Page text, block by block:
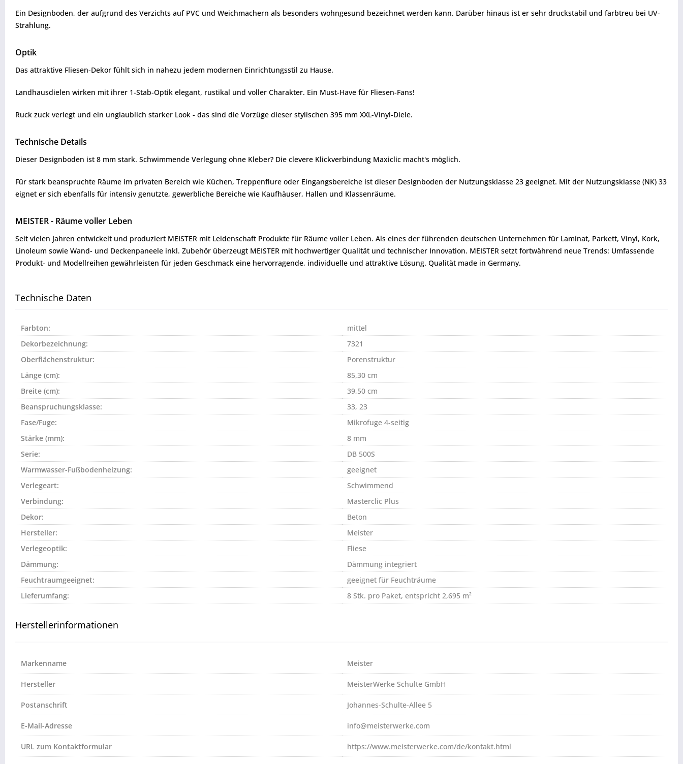
Ein Designboden, der aufgrund des Verzichts auf PVC und Weichmachern als besonders wohngesund bezeichnet werden kann. Darüber hinaus ist er sehr druckstabil und farbtreu bei UV-
Strahlung.
Optik
Das attraktive Fliesen-Dekor fühlt sich in nahezu jedem modernen Einrichtungsstil zu Hause.
Landhausdielen wirken mit ihrer 1-Stab-Optik elegant, rustikal und voller Charakter. Ein Must-Have für Fliesen-Fans!
Ruck zuck verlegt und ein unglaublich starker Look - das sind die Vorzüge dieser stylischen 395 mm XXL-Vinyl-Diele.
Technische Details
Dieser Designboden ist 8 mm stark. Schwimmende Verlegung ohne Kleber? Die clevere Klickverbindung Maxiclic macht's möglich.
Für stark beanspruchte Räume im privaten Bereich wie Küchen, Treppenflure oder Eingangsbereiche ist dieser Designboden der Nutzungsklasse 23 geeignet. Mit der Nutzungsklasse (NK) 33
eignet er sich ebenfalls für intensiv genutzte, gewerbliche Bereiche wie Kaufhäuser, Hallen und Klassenräume.
MEISTER - Räume voller Leben
Seit vielen Jahren entwickelt und produziert MEISTER mit Leidenschaft Produkte für Räume voller Leben. Als eines der führenden deutschen Unternehmen für Laminat, Parkett, Vinyl, Kork,
Linoleum sowie Wand- und Deckenpaneele inkl. Zubehör überzeugt MEISTER mit hochwertiger Qualität und technischer Innovation. MEISTER setzt fortwährend neue Trends: Umfassende
Produkt- und Modellreihen gewährleisten für jeden Geschmack eine hervorragende, individuelle und attraktive Lösung. Qualität made in Germany.
Technische Daten
Farbton:
mittel
Dekorbezeichnung:
7321
Oberflächenstruktur:
Porenstruktur
Länge (cm):
85,30 cm
Breite (cm):
39,50 cm
Beanspruchungsklasse:
33, 23
Fase/Fuge:
Mikrofuge 4-seitig
Stärke (mm):
8 mm
Serie:
DB 500S
Warmwasser-Fußbodenheizung:
geeignet
Verlegeart:
Schwimmend
Verbindung:
Masterclic Plus
Dekor:
Beton
Hersteller:
Meister
Verlegeoptik:
Fliese
Dämmung:
Dämmung integriert
Feuchtraumgeeignet:
geeignet für Feuchträume
Lieferumfang:
8 Stk. pro Paket, entspricht 2,695 m²
Herstellerinformationen
Markenname Meister
Hersteller MeisterWerke Schulte GmbH
Postanschrift Johannes-Schulte-Allee 5
E-Mail-Adresse info@meisterwerke.com
URL zum Kontaktformular https://www.meisterwerke.com/de/kontakt.html